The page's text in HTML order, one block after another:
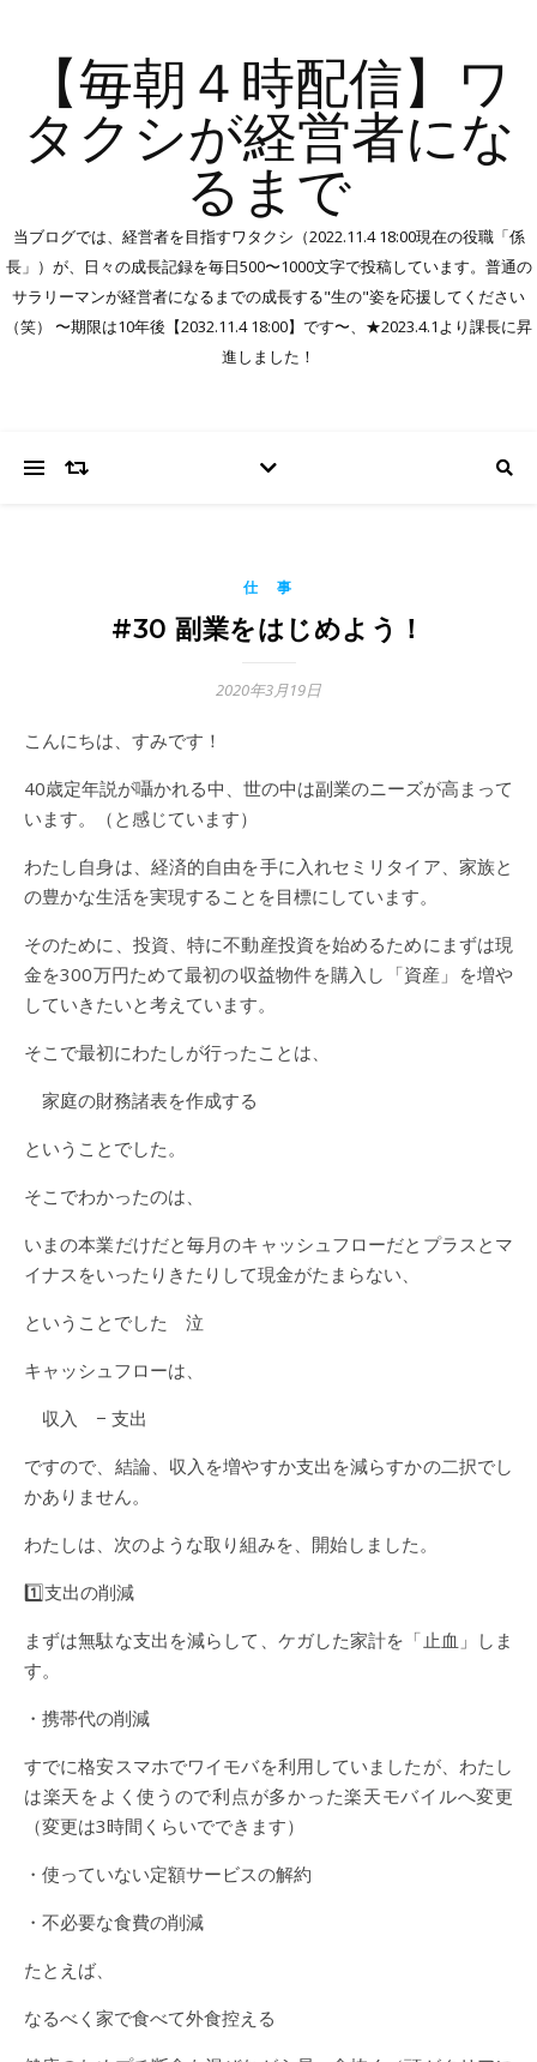
【毎朝４時配信】ワ
タクシが経営者にな
るまで
当ブログでは、経営者を目指すワタクシ（2022.11.4 18:00現在の役職「係
長」）が、日々の成長記録を毎日500〜1000文字で投稿しています。普通の
サラリーマンが経営者になるまでの成長する"生の"姿を応援してください
（笑） 〜期限は10年後【2032.11.4 18:00】です〜、★2023.4.1より課長に昇
進しました！
仕 事
#30 副業をはじめよう！
2020年3月19日
こんにちは、すみです！
40歳定年説が囁かれる中、世の中は副業のニーズが高まって
います。（と感じています）
わたし自身は、経済的自由を手に入れセミリタイア、家族と
の豊かな生活を実現することを目標にしています。
そのために、投資、特に不動産投資を始めるためにまずは現
金を300万円ためて最初の収益物件を購入し「資産」を増や
していきたいと考えています。
そこで最初にわたしが行ったことは、
家庭の財務諸表を作成する
ということでした。
そこでわかったのは、
いまの本業だけだと毎月のキャッシュフローだとプラスとマ
イナスをいったりきたりして現金がたまらない、
ということでした 泣
キャッシュフローは、
収入 − 支出
ですので、結論、収入を増やすか支出を減らすかの二択でし
かありません。
わたしは、次のような取り組みを、開始しました。
1️⃣支出の削減
まずは無駄な支出を減らして、ケガした家計を「止血」しま
す。
・携帯代の削減
すでに格安スマホでワイモバを利用していましたが、わたし
は楽天をよく使うので利点が多かった楽天モバイルへ変更
（変更は3時間くらいでできます）
・使っていない定額サービスの解約
・不必要な食費の削減
たとえば、
なるべく家で食べて外食控える